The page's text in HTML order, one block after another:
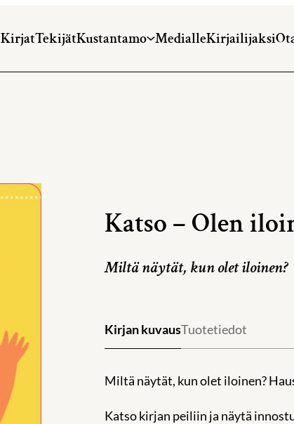
KirjatTekijätKustantamo MedialleKirjailijaksi
Katso – Olen
Miltä näytät, kun olet iloinen?
Kirjan kuvausTuotetiedot
Miltä näytät, kun olet iloinen?
Katso kirjan peiliin ja näytä